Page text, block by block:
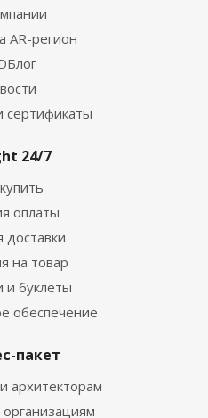
AR-регион
сертификаты
24/7
оплаты
доставки
на товар
и буклеты
обеспечение
пакет
архитекторам